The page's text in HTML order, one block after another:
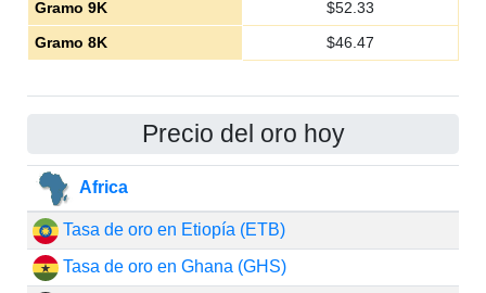
Gramo 9K
$52.33
Gramo 8K
$46.47
Precio del oro hoy
Africa
Tasa de oro en Etiopía (ETB)
Tasa de oro en Ghana (GHS)